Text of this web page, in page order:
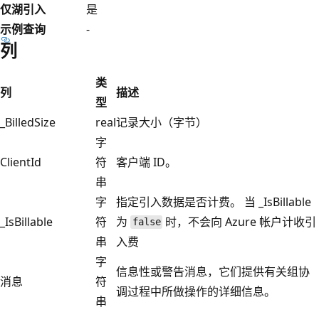
仅湖引入
是
示例查询
-
列
列
类
型
描述
_BilledSize
real记录大小（字节）
ClientId
字
符
串
客户端 ID。
_IsBillable
字
符
串
指定引入数据是否计费。 当 _IsBillable
为 false 时，不会向 Azure 帐户计收引
入费
消息
字
符
串
信息性或警告消息，它们提供有关组协
调过程中所做操作的详细信息。